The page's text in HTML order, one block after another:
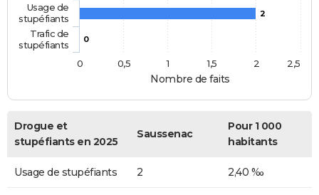
Nombre de faits
2
0
Usage de
stupéfiants
Trafic de
stupéfiants
0
0,5 1 1,5 2 2,5
Drogue et
stupéfiants en 2025
Saussenac
Pour 1 000
habitants
Usage de stupéfiants 2 2,40 ‰